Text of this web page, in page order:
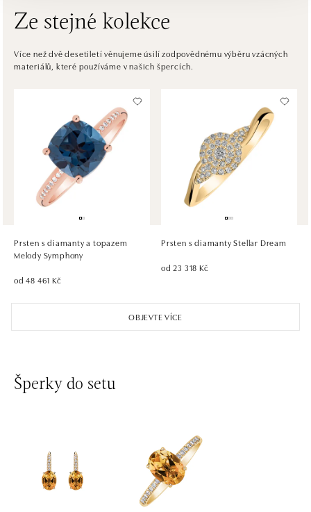
ALOve OC Eurovea, Bratislava
Pribinova 8, 811 09 Bratislava
tel.: +421917090467
HALADA OC Avion, Bratislava
Ivanská cesta 16, 821 04 Bratislava
tel.: +421 917 090 372
dnes otevřeno od 10:00
HALADA OC Eurovea, Bratislava
Pribinova 8, 811 09 Bratislava
dnes otevřeno od 10:00
Ze stejné kolekce
Více než dvě desetiletí věnujeme úsilí zodpovědnému výběru vzácných
materiálů, které používáme v našich špercích.
OBJEVTE VÍCE
Prsten s diamanty a topazem
Melody Symphony
od 48 461 Kč
Prsten s diamanty Stellar Dream
od 23 318 Kč
Šperky do setu